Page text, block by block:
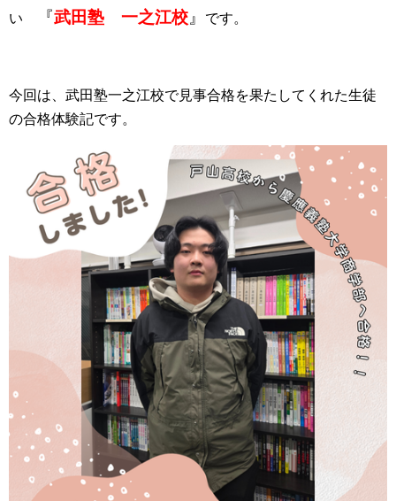
い
『武田塾 一之江校 』 です。
今回は、武田塾一之江校で見事合格を果たしてくれた生徒
の合格体験記です。